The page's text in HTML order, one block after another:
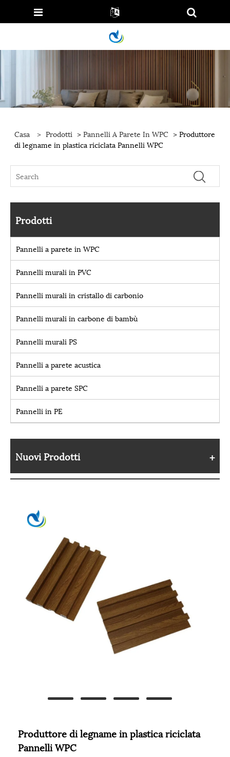
Casa > Prodotti >Pannelli A Parete In WPC > Produttore
di legname in plastica riciclata Pannelli WPC
Prodotti
Pannelli a parete in WPC
Pannelli murali in PVC
Pannelli murali in cristallo di carbonio
Pannelli murali in carbone di bambù
Pannelli murali PS
Pannelli a parete acustica
Pannelli a parete SPC
Pannelli in PE
Nuovi Prodotti
Produttore di legname in plastica riciclata
Pannelli WPC